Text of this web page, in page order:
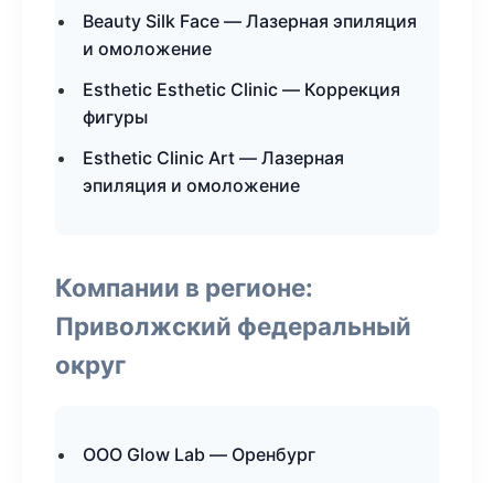
Beauty Silk Face — Лазерная эпиляция
и омоложение
Esthetic Esthetic Clinic — Коррекция
фигуры
Esthetic Clinic Art — Лазерная
эпиляция и омоложение
Компании в регионе:
Приволжский федеральный
округ
ООО Glow Lab — Оренбург